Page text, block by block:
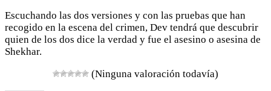
Escuchando las dos versiones y con las pruebas que han
recogido en la escena del crimen, Dev tendrá que descubrir
quien de los dos dice la verdad y fue el asesino o asesina de
Shekhar.
(Ninguna valoración todavía)